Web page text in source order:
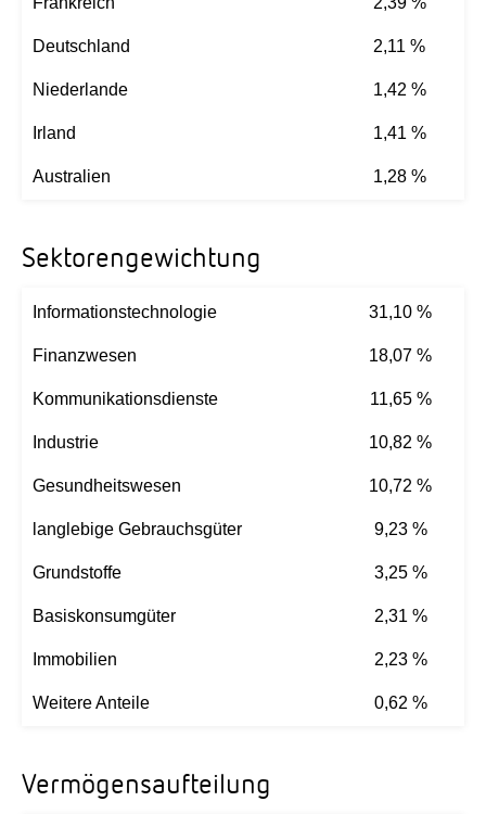
Deutschland 2,11 %
Niederlande 1,42 %
Irland 1,41 %
Australien 1,28 %
Sektorengewichtung
Informationstechnologie 31,10 %
Finanzwesen 18,07 %
Kommunikationsdienste 11,65 %
Industrie 10,82 %
Gesundheitswesen 10,72 %
langlebige Gebrauchsgüter 9,23 %
Grundstoffe 3,25 %
Basiskonsumgüter 2,31 %
Immobilien 2,23 %
Weitere Anteile 0,62 %
Vermögensaufteilung